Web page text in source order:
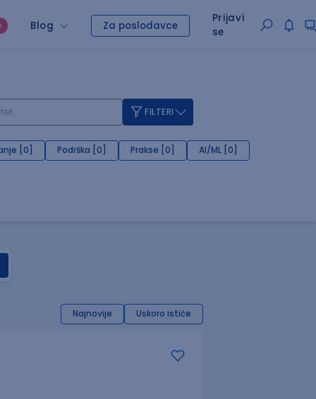
Blog Za poslodavce
Prijavi
se
FILTERI
[0] Podrška [0] Prakse [0] AI/ML [0]
Najnovije Uskoro ističe